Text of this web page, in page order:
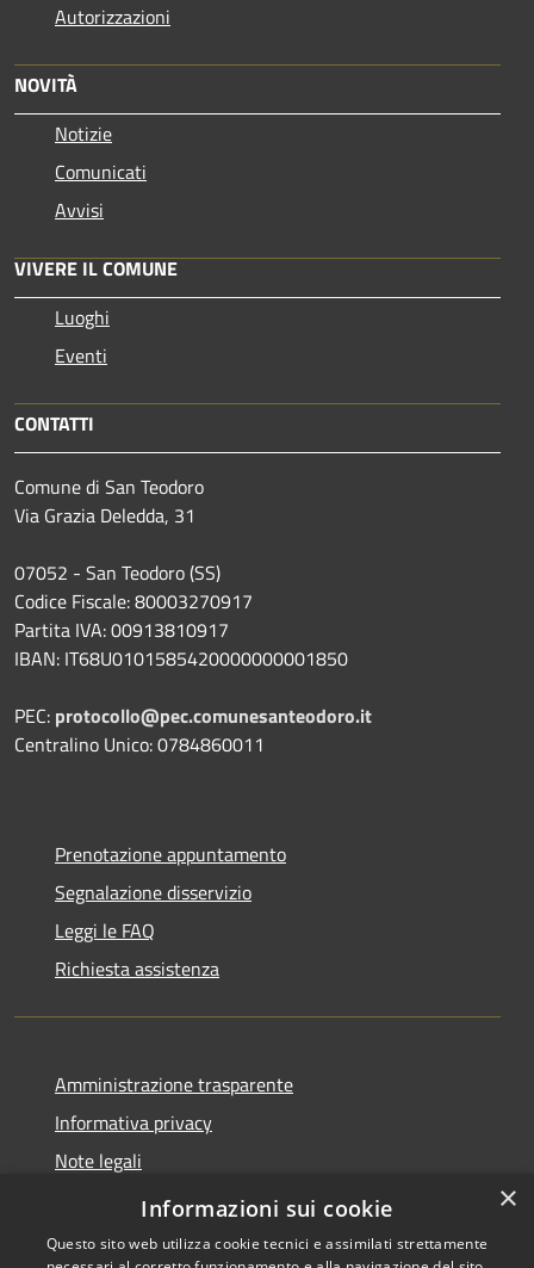
Autorizzazioni
NOVITÀ
Notizie
Comunicati
Avvisi
VIVERE IL COMUNE
Luoghi
Eventi
CONTATTI
Comune di San Teodoro
Via Grazia Deledda, 31
07052 - San Teodoro (SS)
Codice Fiscale: 80003270917
Partita IVA: 00913810917
IBAN: IT68U0101585420000000001850
PEC: protocollo@pec.comunesanteodoro.it
Centralino Unico: 0784860011
Prenotazione appuntamento
Segnalazione disservizio
Leggi le FAQ
Richiesta assistenza
Amministrazione trasparente
Informativa privacy
Note legali
Dichiarazione di accessibilità
×
Informazioni sui cookie
Questo sito web utilizza cookie tecnici e assimilati strettamente